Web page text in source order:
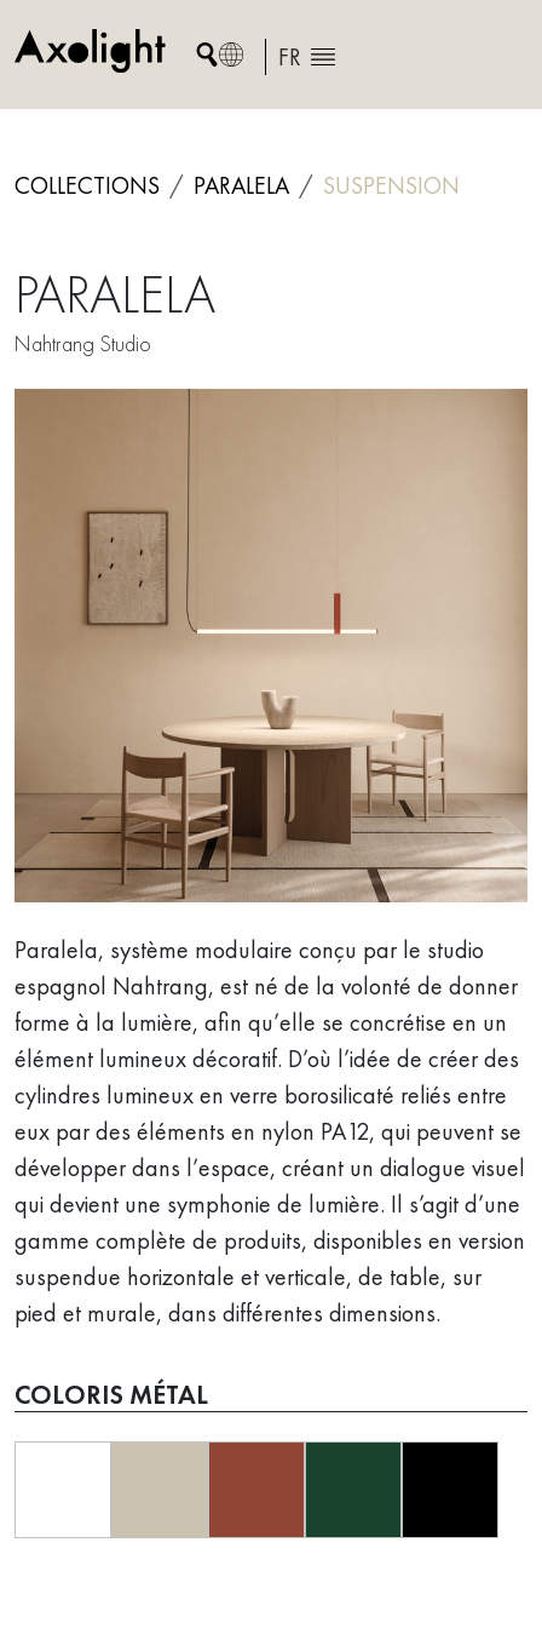
to
FR
COLLECTIONS PARALELA SUSPENSION
PARALELA
Nahtrang Studio
Paralela, système modulaire conçu par le studio
espagnol Nahtrang, est né de la volonté de donner
forme à la lumière, afin qu’elle se concrétise en un
élément lumineux décoratif. D’où l’idée de créer des
cylindres lumineux en verre borosilicaté reliés entre
eux par des éléments en nylon PA12, qui peuvent se
développer dans l’espace, créant un dialogue visuel
qui devient une symphonie de lumière. Il s’agit d’une
gamme complète de produits, disponibles en version
suspendue horizontale et verticale, de table, sur
pied et murale, dans différentes dimensions.
COLORIS MÉTAL